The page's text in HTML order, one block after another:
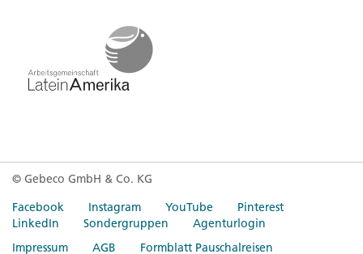
© Gebeco GmbH & Co. KG
Facebook
Instagram YouTube
Pinterest
LinkedIn
Sondergruppen
Agenturlogin
Impressum
AGB Formblatt Pauschalreisen